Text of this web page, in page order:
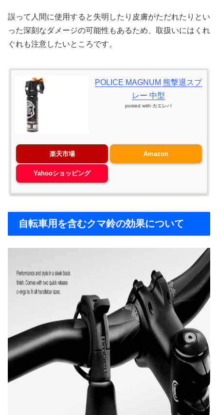
誤って人間に使用すると失明したり皮膚がただれたりとい
った深刻なダメージの可能性もあるため、取扱いにはくれ
ぐれも注意したいところです。
POLICE MAGNUM 熊撃退スプ
レー 中型
posted with カエレバ
楽天市場 Amazon
Yahooショッピング
自転車用を含むクマ鈴の効果について